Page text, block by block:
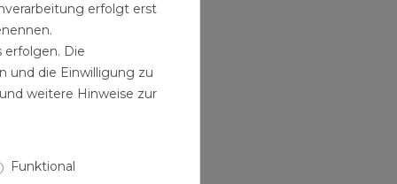
erfolgt erst
Die
und die Einwilligung zu
und weitere Hinweise zur
Funktional